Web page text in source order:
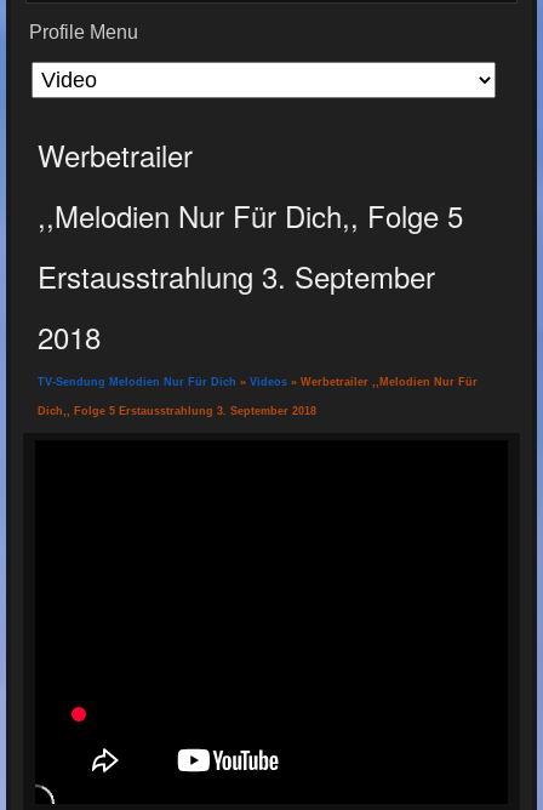
Profile Menu
Werbetrailer
,,Melodien Nur Für Dich,, Folge 5
Erstausstrahlung 3. September
2018
TV-Sendung Melodien Nur Für Dich » Videos » Werbetrailer ,,Melodien Nur Für
Dich,, Folge 5 Erstausstrahlung 3. September 2018